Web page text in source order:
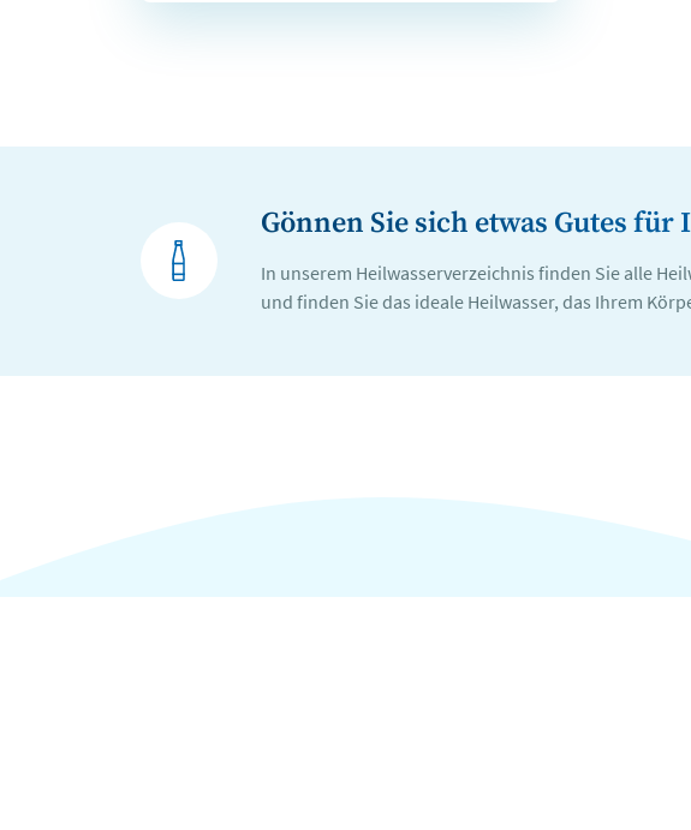
Gönnen Sie sich etwas Gutes
In unserem Heilwasserverzeichnis finden Sie alle
und finden Sie das ideale Heilwasser, das Ihrem